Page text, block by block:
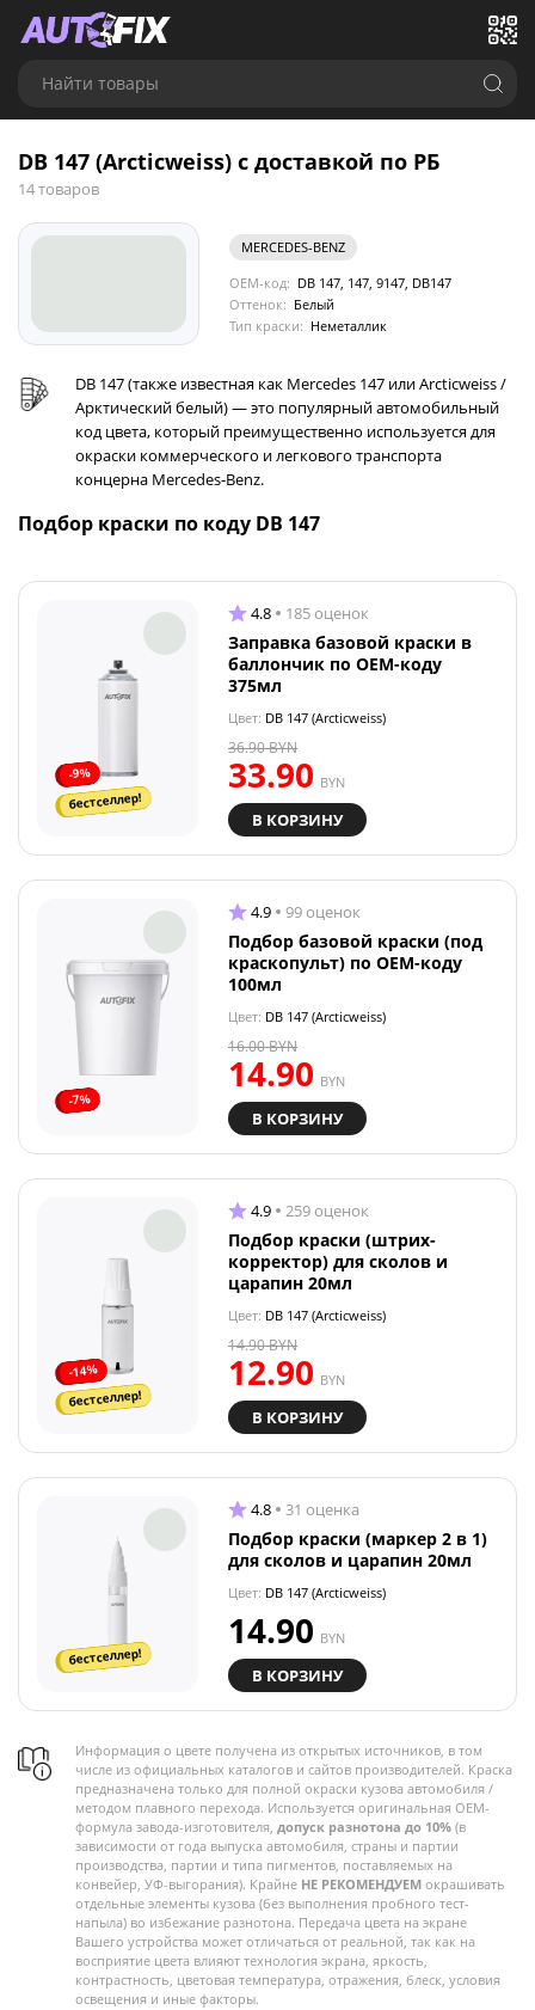
Найти товары
DB 147 (Arcticweiss) с доставкой по РБ
14 товаров
MERCEDES-BENZ
OEM-код: DB 147, 147, 9147, DB147
Оттенок: Белый
Тип краски: Неметаллик
DB 147 (также известная как Mercedes 147 или Arcticweiss /
Арктический белый) — это популярный автомобильный
код цвета, который преимущественно используется для
окраски коммерческого и легкового транспорта
концерна Mercedes-Benz.
Подбор краски по коду DB 147
-9%
бестселлер!
4.8 185 оценок
Заправка базовой краски в
баллончик по OEM-коду
375мл
Цвет: DB 147 (Arcticweiss)
33.90 BYN
36.90BYN
В КОРЗИНУ
-7%
4.9 99 оценок
Подбор базовой краски (под
краскопульт) по OEM-коду
100мл
Цвет: DB 147 (Arcticweiss)
14.90 BYN
16.00BYN
В КОРЗИНУ
-14%
бестселлер!
4.9 259 оценок
Подбор краски (штрих-
корректор) для сколов и
царапин 20мл
Цвет: DB 147 (Arcticweiss)
12.90 BYN
14.90BYN
В КОРЗИНУ
бестселлер!
4.8 31 оценка
Подбор краски (маркер 2 в 1)
для сколов и царапин 20мл
Цвет: DB 147 (Arcticweiss)
14.90 BYN
В КОРЗИНУ
Информация о цвете получена из открытых источников, в том
числе из официальных каталогов и сайтов производителей. Краска
предназначена только для полной окраски кузова автомобиля /
методом плавного перехода. Используется оригинальная OEM-
формула завода-изготовителя, допуск разнотона до 10% (в
зависимости от года выпуска автомобиля, страны и партии
производства, партии и типа пигментов, поставляемых на
конвейер, УФ-выгорания). Крайне НЕ РЕКОМЕНДУЕМ окрашивать
отдельные элементы кузова (без выполнения пробного тест-
напыла) во избежание разнотона. Передача цвета на экране
Вашего устройства может отличаться от реальной, так как на
восприятие цвета влияют технология экрана, яркость,
контрастность, цветовая температура, отражения, блеск, условия
освещения и иные факторы.